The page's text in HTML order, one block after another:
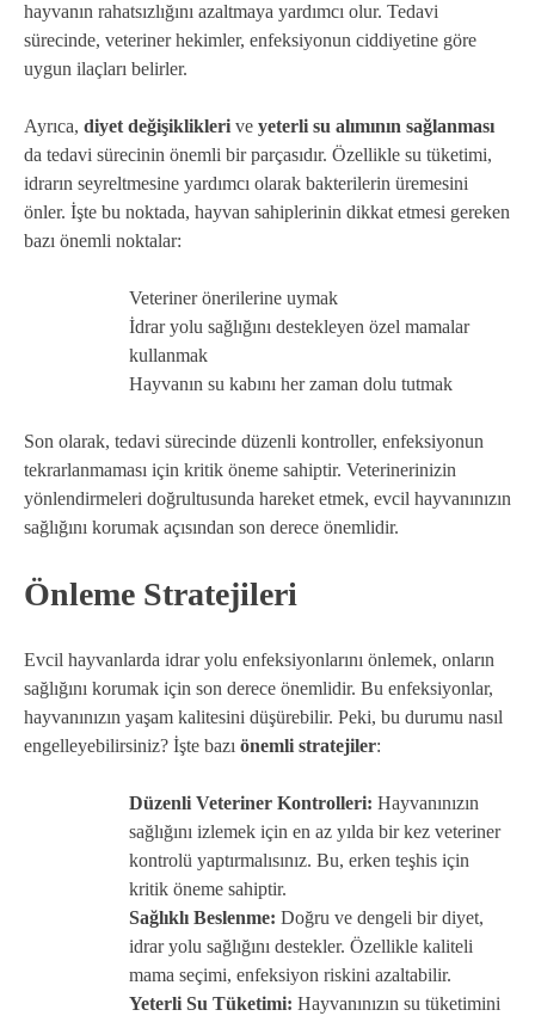
hayvanın rahatsızlığını azaltmaya yardımcı olur. Tedavi
sürecinde, veteriner hekimler, enfeksiyonun ciddiyetine göre
uygun ilaçları belirler.
Ayrıca, diyet değişiklikleri ve yeterli su alımının sağlanması
da tedavi sürecinin önemli bir parçasıdır. Özellikle su tüketimi,
idrarın seyreltmesine yardımcı olarak bakterilerin üremesini
önler. İşte bu noktada, hayvan sahiplerinin dikkat etmesi gereken
bazı önemli noktalar:
Veteriner önerilerine uymak
İdrar yolu sağlığını destekleyen özel mamalar
kullanmak
Hayvanın su kabını her zaman dolu tutmak
Son olarak, tedavi sürecinde düzenli kontroller, enfeksiyonun
tekrarlanmaması için kritik öneme sahiptir. Veterinerinizin
yönlendirmeleri doğrultusunda hareket etmek, evcil hayvanınızın
sağlığını korumak açısından son derece önemlidir.
Önleme Stratejileri
Evcil hayvanlarda idrar yolu enfeksiyonlarını önlemek, onların
sağlığını korumak için son derece önemlidir. Bu enfeksiyonlar,
hayvanınızın yaşam kalitesini düşürebilir. Peki, bu durumu nasıl
engelleyebilirsiniz? İşte bazı önemli stratejiler:
Düzenli Veteriner Kontrolleri: Hayvanınızın
sağlığını izlemek için en az yılda bir kez veteriner
kontrolü yaptırmalısınız. Bu, erken teşhis için
kritik öneme sahiptir.
Sağlıklı Beslenme: Doğru ve dengeli bir diyet,
idrar yolu sağlığını destekler. Özellikle kaliteli
mama seçimi, enfeksiyon riskini azaltabilir.
Yeterli Su Tüketimi: Hayvanınızın su tüketimini